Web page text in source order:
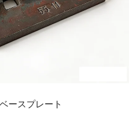
ースプレート